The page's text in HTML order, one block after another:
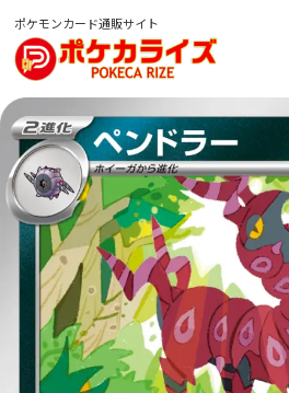
ポケモンカード通販サイト